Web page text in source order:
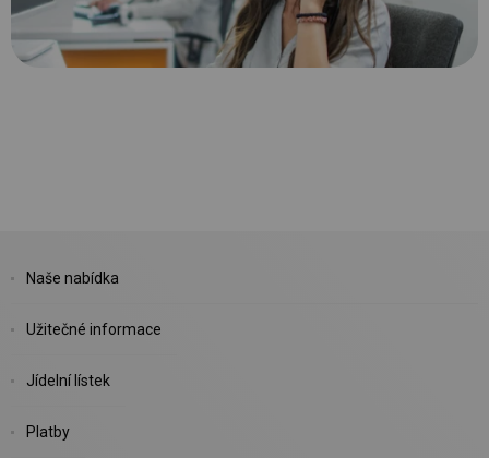
Naše nabídka
Užitečné informace
Jídelní lístek
Platby